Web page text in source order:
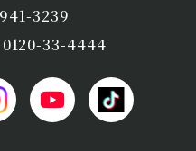
3239
0120-33-4444